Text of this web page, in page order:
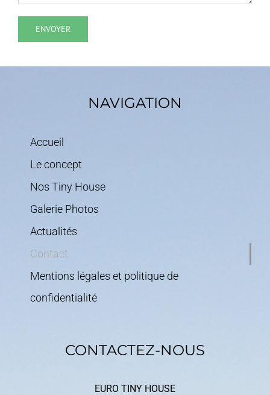
NAVIGATION
Accueil
Le concept
Nos Tiny House
Galerie Photos
Actualités
Contact
Mentions légales et politique de
confidentialité
CONTACTEZ-NOUS
EURO TINY HOUSE